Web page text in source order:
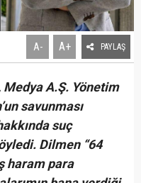
A- A+ PAYLAŞ
Medya A.Ş. Yönetim
savunması
suç
Dilmen “64
haram para